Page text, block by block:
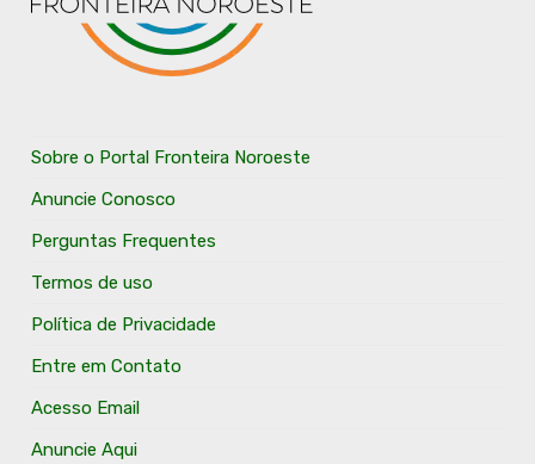
Sobre o Portal Fronteira Noroeste
Anuncie Conosco
Perguntas Frequentes
Termos de uso
Política de Privacidade
Entre em Contato
Acesso Email
Anuncie Aqui